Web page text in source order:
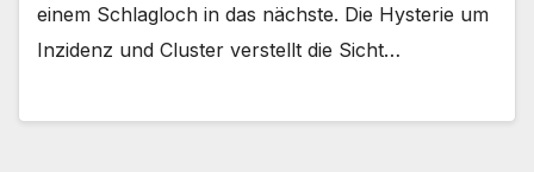
einem Schlagloch in das nächste. Die Hysterie um
Inzidenz und Cluster verstellt die Sicht…